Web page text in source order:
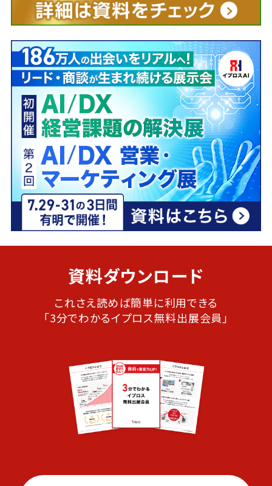
資料ダウンロード
これさえ読めば簡単に利用できる
「3分でわかるイプロス無料出展会員」